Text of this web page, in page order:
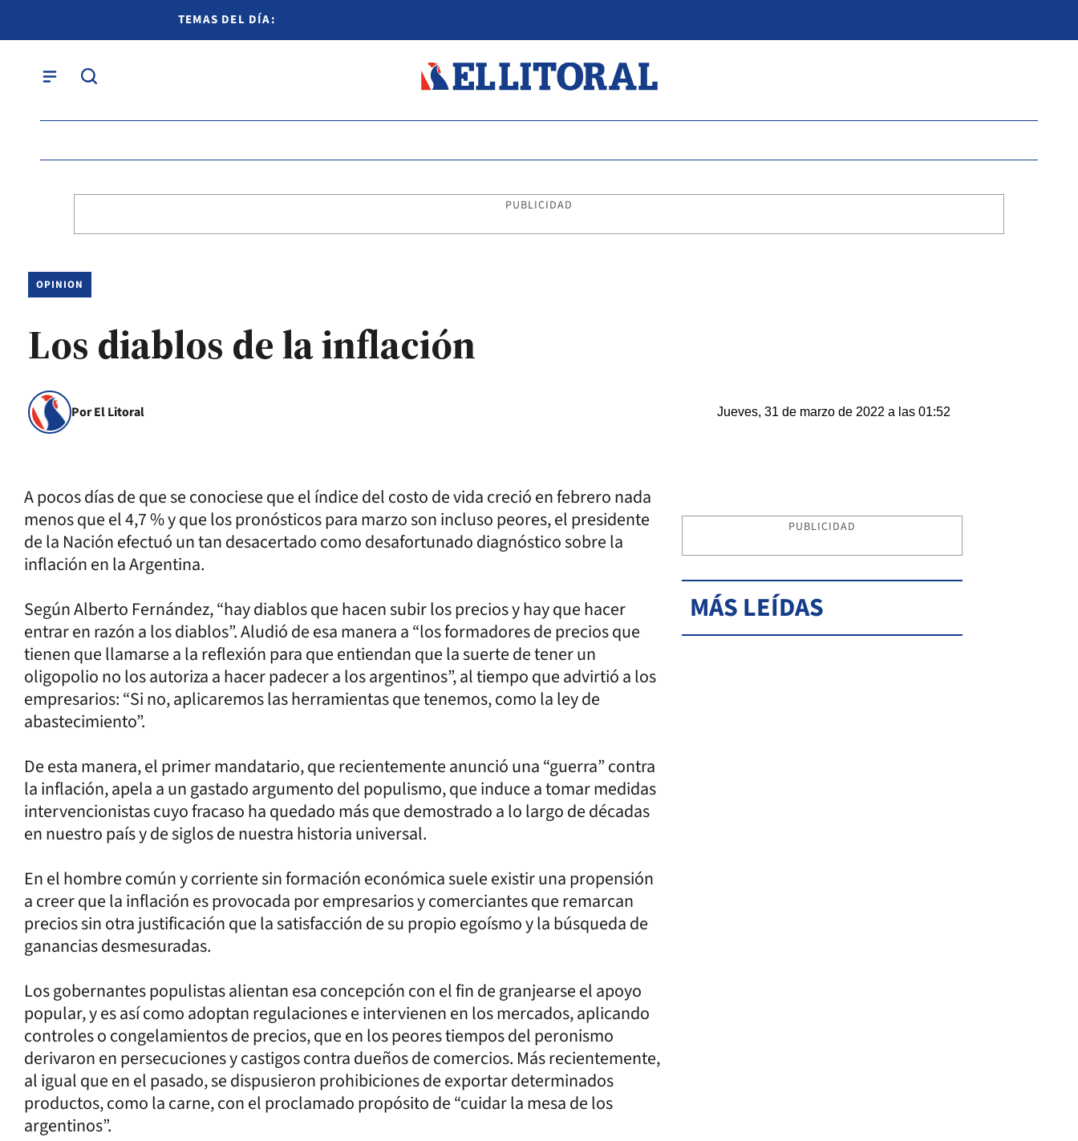
TEMAS DEL DÍA:
PUBLICIDAD
OPINION
Los diablos de la inflación
Por El Litoral Jueves, 31 de marzo de 2022 a las 01:52
A pocos días de que se conociese que el índice del costo de vida creció en febrero nada
menos que el 4,7 % y que los pronósticos para marzo son incluso peores, el presidente
de la Nación efectuó un tan desacertado como desafortunado diagnóstico sobre la
inflación en la Argentina.
Según Alberto Fernández, “hay diablos que hacen subir los precios y hay que hacer
entrar en razón a los diablos”. Aludió de esa manera a “los formadores de precios que
tienen que llamarse a la reflexión para que entiendan que la suerte de tener un
oligopolio no los autoriza a hacer padecer a los argentinos”, al tiempo que advirtió a los
empresarios: “Si no, aplicaremos las herramientas que tenemos, como la ley de
abastecimiento”.
De esta manera, el primer mandatario, que recientemente anunció una “guerra” contra
la inflación, apela a un gastado argumento del populismo, que induce a tomar medidas
intervencionistas cuyo fracaso ha quedado más que demostrado a lo largo de décadas
en nuestro país y de siglos de nuestra historia universal.
En el hombre común y corriente sin formación económica suele existir una propensión
a creer que la inflación es provocada por empresarios y comerciantes que remarcan
precios sin otra justificación que la satisfacción de su propio egoísmo y la búsqueda de
ganancias desmesuradas.
Los gobernantes populistas alientan esa concepción con el fin de granjearse el apoyo
popular, y es así como adoptan regulaciones e intervienen en los mercados, aplicando
controles o congelamientos de precios, que en los peores tiempos del peronismo
derivaron en persecuciones y castigos contra dueños de comercios. Más recientemente,
al igual que en el pasado, se dispusieron prohibiciones de exportar determinados
productos, como la carne, con el proclamado propósito de “cuidar la mesa de los
argentinos”.
PUBLICIDAD
MÁS LEÍDAS